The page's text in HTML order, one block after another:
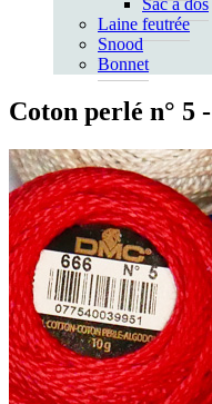
Sac à dos
Laine feutrée
Snood
Bonnet
Coton perlé n° 5